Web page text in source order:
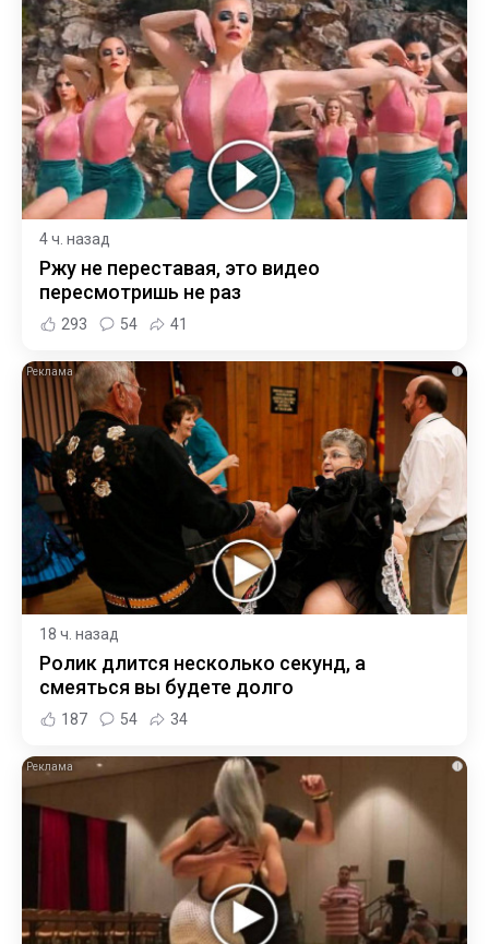
4 ч. назад
Ржу не переставая, это видео
пересмотришь не раз
293 54 41
i
18 ч. назад
Ролик длится несколько секунд, а
смеяться вы будете долго
187 54 34
i